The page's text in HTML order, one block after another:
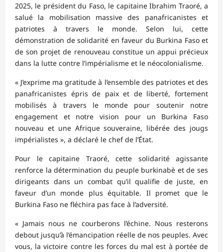
2025, le président du Faso, le capitaine Ibrahim Traoré, a
salué la mobilisation massive des panafricanistes et
patriotes à travers le monde. Selon lui, cette
démonstration de solidarité en faveur du Burkina Faso et
de son projet de renouveau constitue un appui précieux
dans la lutte contre l’impérialisme et le néocolonialisme.
« J’exprime ma gratitude à l’ensemble des patriotes et des
panafricanistes épris de paix et de liberté, fortement
mobilisés à travers le monde pour soutenir notre
engagement et notre vision pour un Burkina Faso
nouveau et une Afrique souveraine, libérée des jougs
impérialistes », a déclaré le chef de l’État.
Pour le capitaine Traoré, cette solidarité agissante
renforce la détermination du peuple burkinabè et de ses
dirigeants dans un combat qu’il qualifie de juste, en
faveur d’un monde plus équitable. Il promet que le
Burkina Faso ne fléchira pas face à l’adversité.
« Jamais nous ne courberons l’échine. Nous resterons
debout jusqu’à l’émancipation réelle de nos peuples. Avec
vous, la victoire contre les forces du mal est à portée de